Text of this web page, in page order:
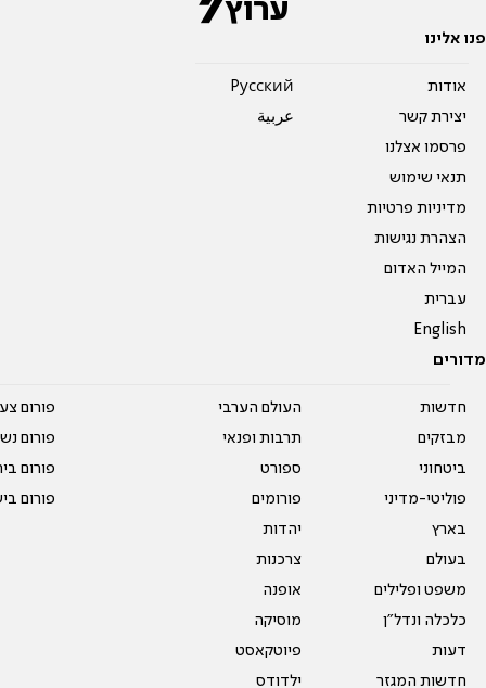
פנו אלינו
אודות
יצירת קשר
פרסמו אצלנו
תנאי שימוש
מדיניות פרטיות
הצהרת נגישות
המייל האדום
עברית
English
Pусский
عربية
מדורים
חדשות
מבזקים
ביטחוני
פוליטי-מדיני
בארץ
בעולם
משפט ופלילים
כלכלה ונדל"ן
דעות
חדשות המגזר
העולם הערבי
תרבות ופנאי
ספורט
פורומים
יהדות
צרכנות
אופנה
מוסיקה
פיוטקאסט
ילדודס
פורום
פורום
פורום
פורום